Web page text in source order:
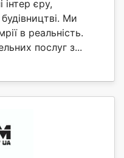
інтер єру,
Ми
в реальність.
послуг з...